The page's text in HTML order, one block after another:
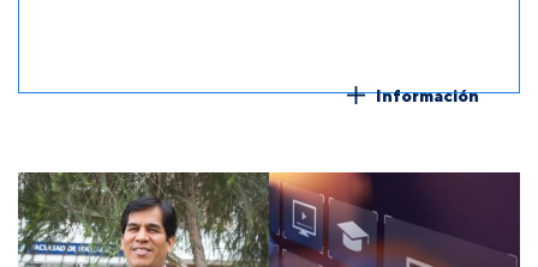
Información